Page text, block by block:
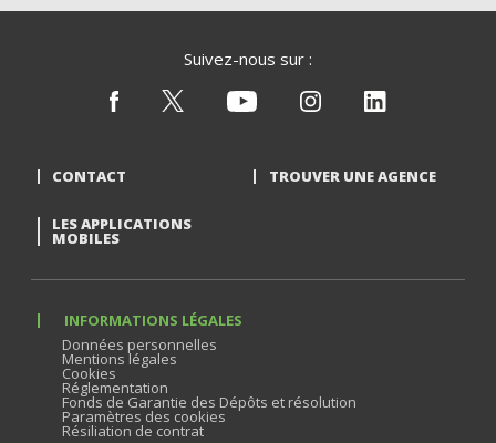
Suivez-nous sur :
CONTACT TROUVER UNE AGENCE
LES APPLICATIONS
MOBILES
INFORMATIONS LÉGALES
Données personnelles
Mentions légales
Cookies
Réglementation
Fonds de Garantie des Dépôts et résolution
Paramètres des cookies
Résiliation de contrat